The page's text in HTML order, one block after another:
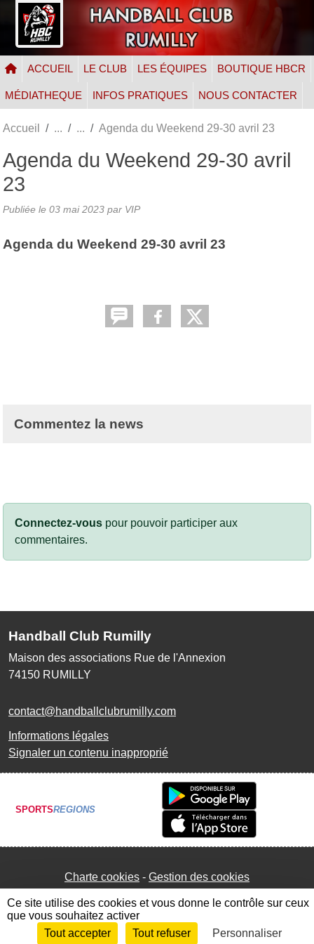
ACCUEIL LE CLUB LES ÉQUIPES BOUTIQUE HBCR
MÉDIATHEQUE INFOS PRATIQUES NOUS CONTACTER
Accueil Agenda du Weekend 29-30 avril 23
Agenda du Weekend 29-30 avril
23
Publiée le 03 mai 2023 par VIP
Agenda du Weekend 29-30 avril 23
Commentez la news
Connectez-vous pour pouvoir participer aux
commentaires.
Handball Club Rumilly
Maison des associations Rue de l'Annexion
74150 RUMILLY
contact@handballclubrumilly.com
Informations légales
Signaler un contenu inapproprié
SPORTSREGIONS
Charte cookies Gestion des cookies
Envie de participer ? Connexion
Panneau de gestion des cookies
Ce site utilise des cookies et vous donne le contrôle sur ceux
que vous souhaitez activer
Tout accepter
Tout refuser Personnaliser